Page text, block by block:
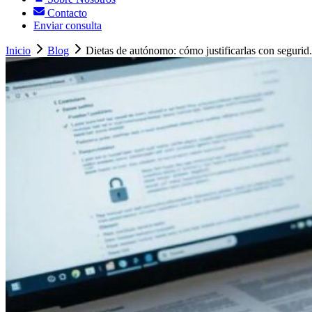
Contacto
Enviar consulta
Inicio Blog Dietas de autónomo: cómo justificarlas con